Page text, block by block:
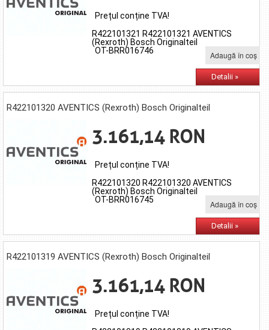
Prețul conține TVA!
R422101321 R422101321 AVENTICS
(Rexroth) Bosch Originalteil
OT-BRR016746
Adaugă în coş
Detalii »
R422101320 AVENTICS (Rexroth) Bosch Originalteil
3.161,14 RON
Prețul conține TVA!
R422101320 R422101320 AVENTICS
(Rexroth) Bosch Originalteil
OT-BRR016745
Adaugă în coş
Detalii »
R422101319 AVENTICS (Rexroth) Bosch Originalteil
3.161,14 RON
Prețul conține TVA!